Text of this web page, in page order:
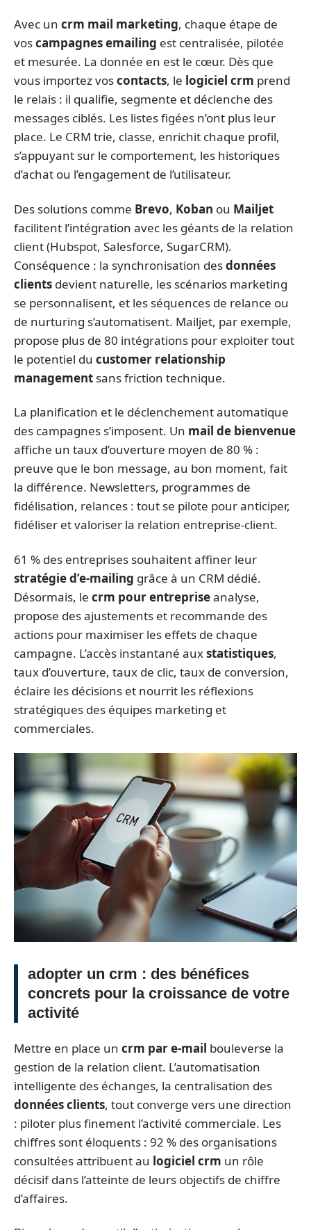
Avec un crm mail marketing, chaque étape de
voscampagnes emailing est centralisée, pilotée
et mesurée. La donnée en est le cœur. Dès que
vous importez voscontacts, le logiciel crm prend
le relais : il qualifie, segmente et déclenche des
messages ciblés. Les listes figées n’ont plus leur
place. Le CRM trie, classe, enrichit chaque profil,
s’appuyant sur le comportement, les historiques
d’achat ou l’engagement de l’utilisateur.
Des solutions comme Brevo, Koban ou Mailjet
facilitent l’intégration avec les géants de la relation
client (Hubspot, Salesforce, SugarCRM).
Conséquence : la synchronisation desdonnées
clients devient naturelle, les scénarios marketing
se personnalisent, et les séquences de relance ou
de nurturing s’automatisent. Mailjet, par exemple,
propose plus de 80 intégrations pour exploiter tout
le potentiel du customer relationship
management sans friction technique.
La planification et le déclenchement automatique
des campagnes s’imposent. Un mail de bienvenue
affiche un taux d’ouverture moyen de 80 % :
preuve que le bon message, au bon moment, fait
la différence. Newsletters, programmes de
fidélisation, relances : tout se pilote pour anticiper,
fidéliser et valoriser la relation entreprise-client.
61 % des entreprises souhaitent affiner leur
stratégie d’e-mailing grâce à un CRM dédié.
Désormais, le crm pour entrepriseanalyse,
propose des ajustements et recommande des
actions pour maximiser les effets de chaque
campagne. L’accès instantané auxstatistiques,
taux d’ouverture, taux de clic, taux de conversion,
éclaire les décisions et nourrit les réflexions
stratégiques des équipes marketing et
commerciales.
adopter un crm : des bénéfices
concrets pour la croissance de votre
activité
Mettre en place un crm par e-mail bouleverse la
gestion de la relation client. L’automatisation
intelligente des échanges, la centralisation des
données clients, tout converge vers une direction
: piloter plus finement l’activité commerciale. Les
chiffres sont éloquents : 92 % des organisations
consultées attribuent au logiciel crm un rôle
décisif dans l’atteinte de leurs objectifs de chiffre
d’affaires.